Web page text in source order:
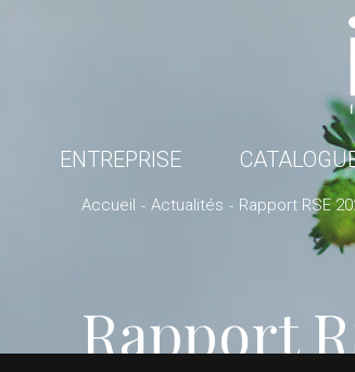
ENTREPRISE
Accueil Actualités Rapport RSE
Rapport